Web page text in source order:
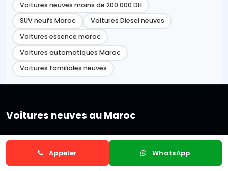
Appeler WhatsApp
Voitures neuves moins de 200 000 DH
SUV neufs Maroc
Voitures Diesel neuves
Voitures essence maroc
Voitures automatiques Maroc
Voitures familiales neuves
Voitures neuves au Maroc
فيات neuve Maroc
شيفروليه neuve Maroc
فولكس فاجن neuve Maroc